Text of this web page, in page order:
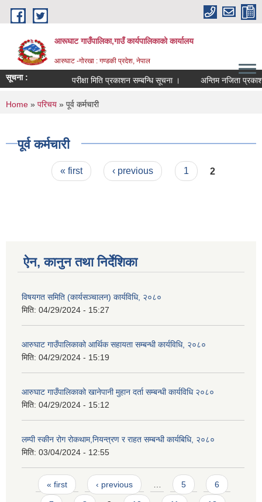
Skip to main content
आरूघाट गाउँपालिका,गाउँ कार्यपालिकाको कार्यालय
आरुघाट -गोरखा : गण्डकी प्रदेश, नेपाल
सूचना : परीक्षा मिति प्रकाशन सम्बन्धि सूचना । अन्तिम नजिता प्रकाशन
You are here
Home » परिचय » पूर्व कर्मचारी
पूर्व कर्मचारी
Pages« first ‹ previous 1 2
ऐन, कानुन तथा निर्देशिका
विषयगत समिति (कार्यसञ्चालन) कार्यविधि, २०८०
मिति: 04/29/2024 - 15:27
आरुघाट गाउँपालिकाको आर्थिक सहायता सम्बन्धी कार्यविधि, २०८०
मिति: 04/29/2024 - 15:19
आरुघाट गाउँपालिकाको खानेपानी मुहान दर्ता सम्बन्धी कार्यविधि २०८०
मिति: 04/29/2024 - 15:12
लम्पी स्कीन रोग रोकथाम,नियन्त्रण र राहत सम्बन्धी कार्यबिधि, २०८०
मिति: 03/04/2024 - 12:55
Pages
« first ‹ previous 5 6